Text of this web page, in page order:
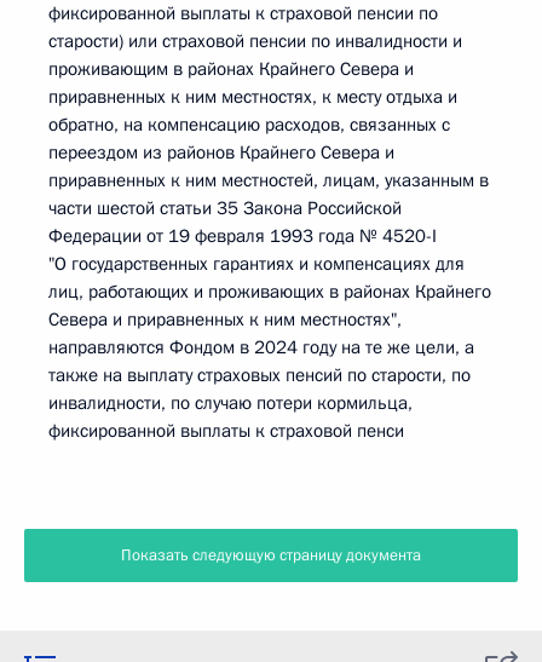
фиксированной выплаты к страховой пенсии по
старости) или страховой пенсии по инвалидности и
проживающим в районах Крайнего Севера и
приравненных к ним местностях, к месту отдыха и
обратно, на компенсацию расходов, связанных с
переездом из районов Крайнего Севера и
приравненных к ним местностей, лицам, указанным в
части шестой статьи 35 Закона Российской
Федерации от 19 февраля 1993 года № 4520-I
"О государственных гарантиях и компенсациях для
лиц, работающих и проживающих в районах Крайнего
Севера и приравненных к ним местностях",
направляются Фондом в 2024 году на те же цели, а
также на выплату страховых пенсий по старости, по
инвалидности, по случаю потери кормильца,
фиксированной выплаты к страховой пенси
Показать следующую страницу документа